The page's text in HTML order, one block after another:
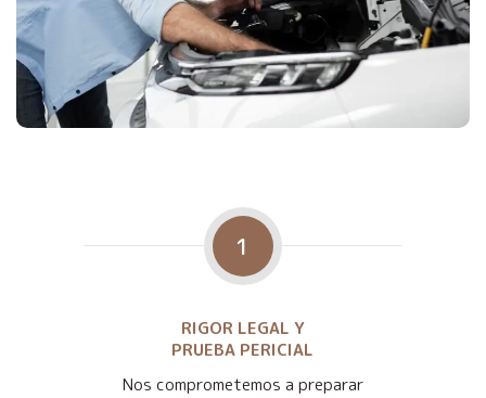
1
RIGOR LEGAL Y
PRUEBA PERICIAL
Nos comprometemos a preparar